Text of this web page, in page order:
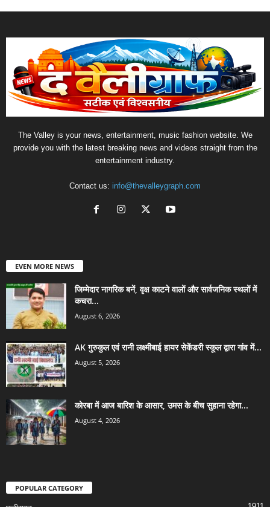
The Valley is your news, entertainment, music fashion website. We
provide you with the latest breaking news and videos straight from the
entertainment industry.
Contact us: info@thevalleygraph.com
EVEN MORE NEWS
जिम्मेदार नागरिक बनें, वृक्ष काटने वालों और सार्वजनिक स्थलों में
कचरा...
August 6, 2026
AK गुरुकुल एवं रानी लक्ष्मीबाई हायर सेकेंडरी स्कूल द्वारा गांव में...
August 5, 2026
कोरबा में आज बारिश के आसार, उमस के बीच सुहाना रहेगा...
August 4, 2026
POPULAR CATEGORY